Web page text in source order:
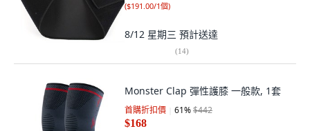
($191.00/1個)
8/12 星期三 預計送達
(14)
Monster Clap 彈性護膝 一般款, 1套
首購折扣價 61%$442
$168